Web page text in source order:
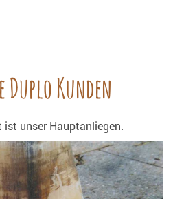
Duplo Kunden
ist unser Hauptanliegen.